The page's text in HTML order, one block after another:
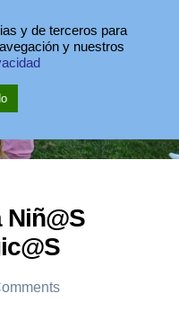
Niñ@s
y de terceros para
y nuestros